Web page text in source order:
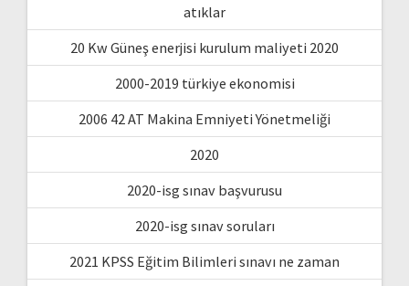
atıklar
20 Kw Güneş enerjisi kurulum maliyeti 2020
2000-2019 türkiye ekonomisi
2006 42 AT Makina Emniyeti Yönetmeliği
2020
2020-isg sınav başvurusu
2020-isg sınav soruları
2021 KPSS Eğitim Bilimleri sınavı ne zaman